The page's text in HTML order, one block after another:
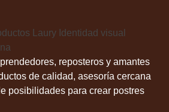
reposteros y amantes
de calidad, asesoría cercana
posibilidades para crear postres